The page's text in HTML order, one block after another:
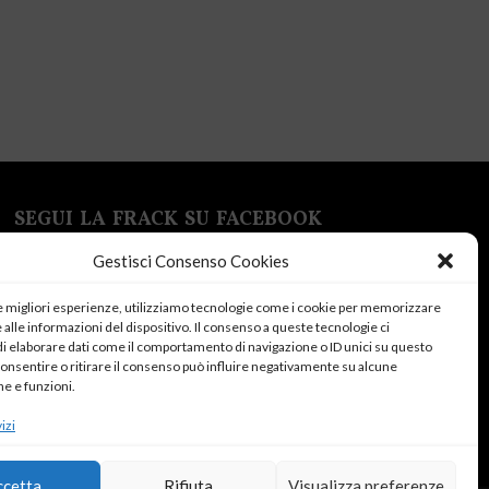
Gestisci Consenso Cookies
migliori esperienze, utilizziamo tecnologie come i cookie per memorizzare
alle informazioni del dispositivo. Il consenso a queste tecnologie ci
elaborare dati come il comportamento di navigazione o ID unici su questo
o ritirare il consenso può influire negativamente su alcune
e funzioni.
SEGUI LA FRACK SU FACEBOOK
Fai clic su "Accetto" per abilitare Facebook